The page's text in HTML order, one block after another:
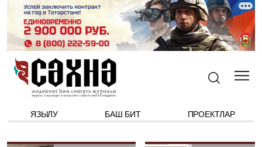
ЯЗЫЛУ БАШ БИТ ПРОЕКТЛАР